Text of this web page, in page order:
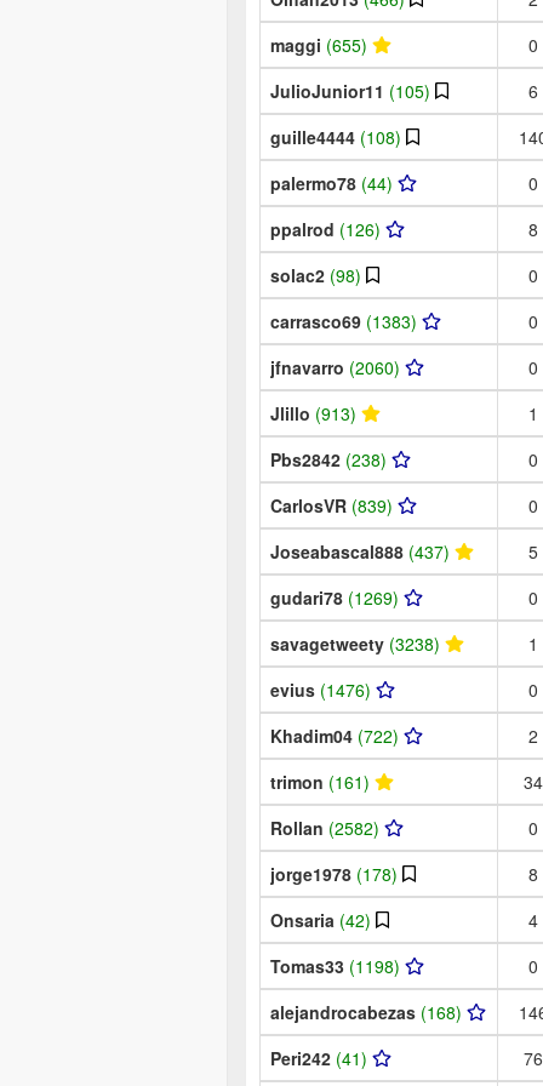
maggi (655)
0
JulioJunior11 (105)
6
guille4444 (108)
palermo78 (44)
0
ppalrod (126)
8
solac2 (98)
0
carrasco69 (1383)
0
jfnavarro (2060)
0
Jlillo (913)
1
Pbs2842 (238)
0
CarlosVR (839)
0
Joseabascal888 (437)
5
gudari78 (1269)
0
savagetweety (3238)
1
evius (1476)
0
Khadim04 (722)
2
trimon (161)
34
Rollan (2582)
0
jorge1978 (178)
8
Onsaria (42)
4
Tomas33 (1198)
0
alejandrocabezas (168)
Peri242 (41) 76